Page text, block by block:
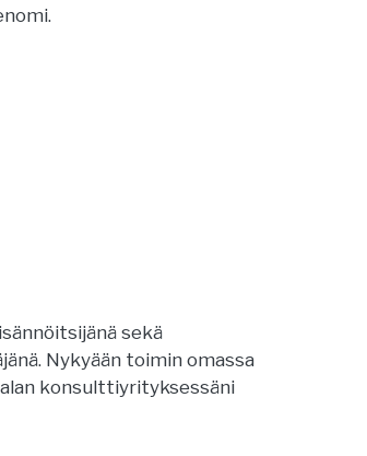
sekä
Nykyään toimin omassa
konsulttiyrityksessäni